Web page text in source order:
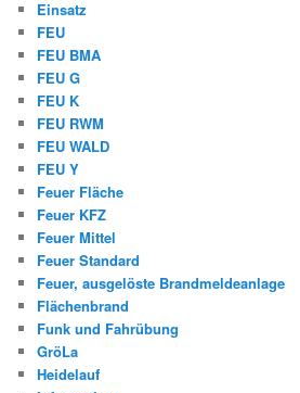
Einsatz
FEU
FEU BMA
FEU G
FEU K
FEU RWM
FEU WALD
FEU Y
Feuer Fläche
Feuer KFZ
Feuer Mittel
Feuer Standard
Feuer, ausgelöste Brandmeldeanlage
Flächenbrand
Funk und Fahrübung
GröLa
Heidelauf